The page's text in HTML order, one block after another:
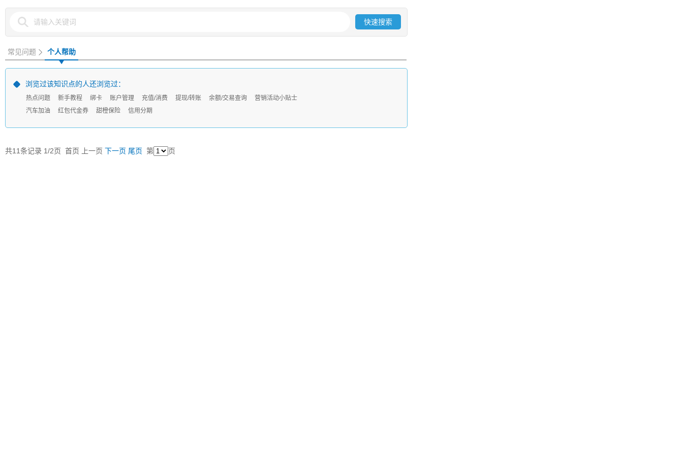
快速搜索
常见问题 个人帮助
浏览过该知识点的人还浏览过：
热点问题 新手教程 绑卡 账户管理 充值/消费 提现/转账 余额/交易查询
营销活动小贴士
汽车加油
红包代金券 甜橙保险 信用分期
共11条记录 1/2页 首页 上一页 下一页 尾页 第 页